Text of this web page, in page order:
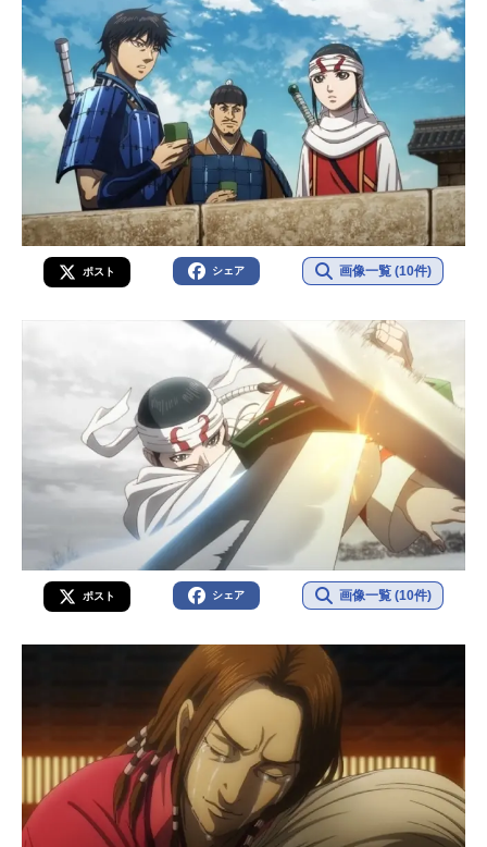
ポスト シェア 画像一覧 (10件)
ポスト シェア 画像一覧 (10件)